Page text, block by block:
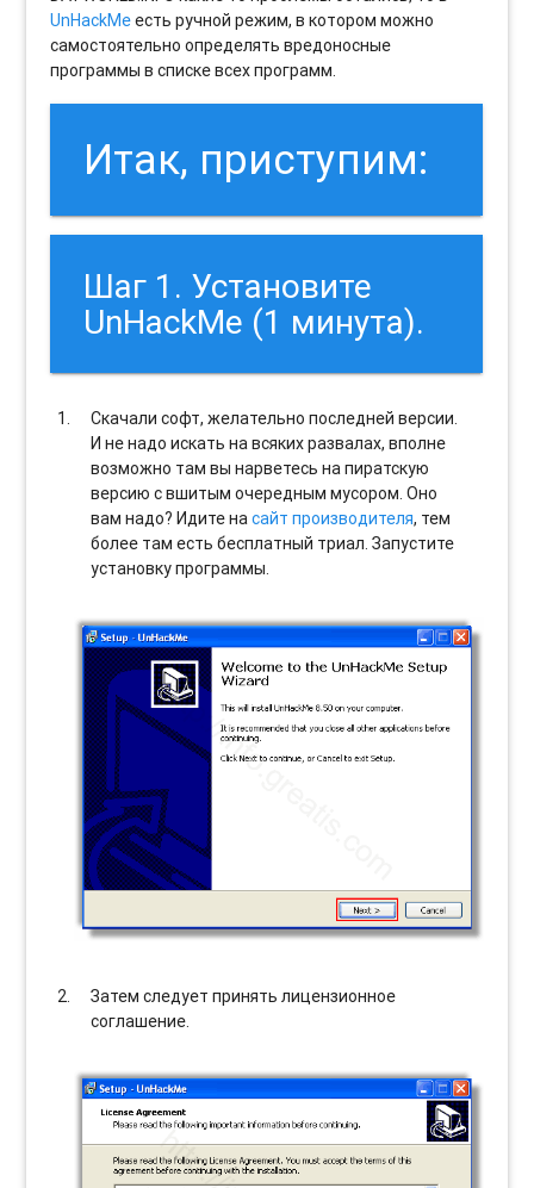
UnHackMeесть ручной режим, в котором можно
самостоятельно определять вредоносные
программы в списке всех программ.
Итак, приступим:
Шаг 1. Установите
UnHackMe (1 минута).
Скачали софт, желательно последней версии.
И не надо искать на всяких развалах, вполне
возможно там вы нарветесь на пиратскую
версию с вшитым очередным мусором. Оно
вам надо? Идите насайт производителя, тем
более там есть бесплатный триал. Запустите
установку программы.
Затем следует принять лицензионное
соглашение.